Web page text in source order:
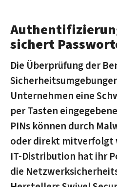
sichert
Die Überprüfung der
Unternehmen eine
per Tasten
PINs können durch
oder direkt mitverfolgt
IT-Distribution hat ihr
die